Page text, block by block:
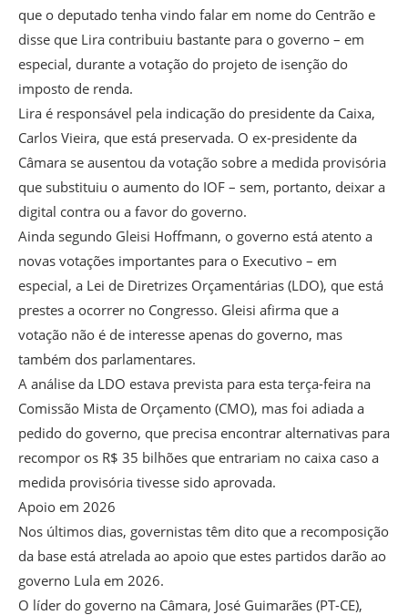
que o deputado tenha vindo falar em nome do Centrão e
disse que Lira contribuiu bastante para o governo – em
especial, durante a votação do projeto de isenção do
imposto de renda.
Lira é responsável pela indicação do presidente da Caixa,
Carlos Vieira, que está preservada. O ex-presidente da
Câmara se ausentou da votação sobre a medida provisória
que substituiu o aumento do IOF – sem, portanto, deixar a
digital contra ou a favor do governo.
Ainda segundo Gleisi Hoffmann, o governo está atento a
novas votações importantes para o Executivo – em
especial, a Lei de Diretrizes Orçamentárias (LDO), que está
prestes a ocorrer no Congresso. Gleisi afirma que a
votação não é de interesse apenas do governo, mas
também dos parlamentares.
A análise da LDO estava prevista para esta terça-feira na
Comissão Mista de Orçamento (CMO), mas foi adiada a
pedido do governo, que precisa encontrar alternativas para
recompor os R$ 35 bilhões que entrariam no caixa caso a
medida provisória tivesse sido aprovada.
Apoio em 2026
Nos últimos dias, governistas têm dito que a recomposição
da base está atrelada ao apoio que estes partidos darão ao
governo Lula em 2026.
O líder do governo na Câmara, José Guimarães (PT-CE),